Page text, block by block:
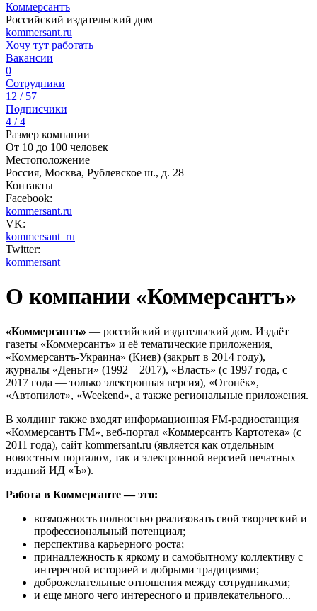
Коммерсантъ
Российский издательский дом
kommersant.ru
Хочу тут работать
Вакансии
0
Сотрудники
12 / 57
Подписчики
4 / 4
Размер компании
От 10 до 100 человек
Местоположение
Россия, Москва, Рублевское ш., д. 28
Контакты
Facebook:
kommersant.ru
VK:
kommersant_ru
Twitter:
kommersant
О компании «Коммерсантъ»
«Коммерсантъ» — российский издательский дом. Издаёт
газеты «Коммерсантъ» и её тематические приложения,
«Коммерсантъ-Украина» (Киев) (закрыт в 2014 году),
журналы «Деньги» (1992—2017), «Власть» (с 1997 года, с
2017 года — только электронная версия), «Огонёк»,
«Автопилот», «Weekend», а также региональные приложения.
В холдинг также входят информационная FM-радиостанция
«Коммерсантъ FM», веб-портал «Коммерсантъ Картотека» (с
2011 года), сайт kommersant.ru (является как отдельным
новостным порталом, так и электронной версией печатных
изданий ИД «Ъ»).
Работа в Коммерсанте — это:
возможность полностью реализовать свой творческий и
профессиональный потенциал;
перспектива карьерного роста;
принадлежность к яркому и самобытному коллективу с
интересной историей и добрыми традициями;
доброжелательные отношения между сотрудниками;
и еще много чего интересного и привлекательного...